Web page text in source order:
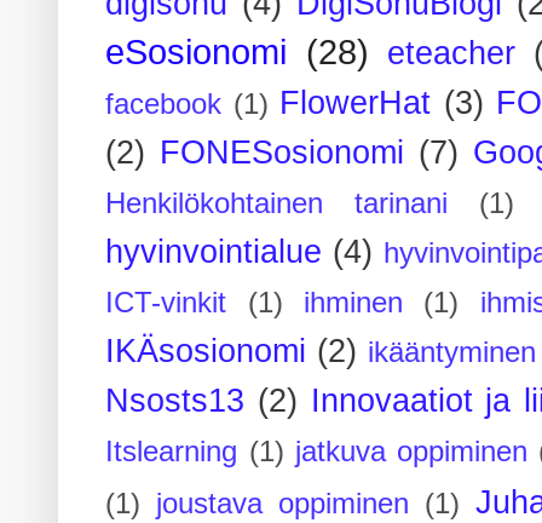
eSosionomi (28) eteacher
facebook (1) FlowerHat (3)
(2) FONESosionomi (7)
Henkilökohtainen tarinani (1)
hyvinvointialue (4)
ICT-vinkit
(1) ihminen (1)
IKÄsosionomi (2) ikääntyminen
Nsosts13 (2) Innovaatiot ja
Itslearning (1) jatkuva oppiminen
(1) joustava oppiminen (1)